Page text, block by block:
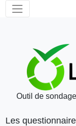
Outil de
Les